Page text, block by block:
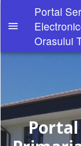
menu
Portal
Orasului
Portal
Autentificare
Home